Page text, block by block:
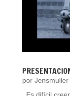
por Jensmuller